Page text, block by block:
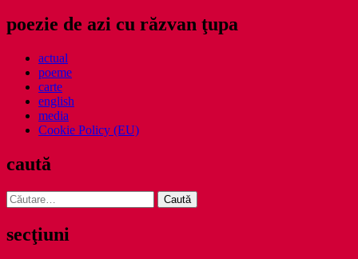
poezie de azi cu răzvan ţupa
actual
poeme
carte
english
media
Cookie Policy (EU)
caută
Caută
după:
secţiuni